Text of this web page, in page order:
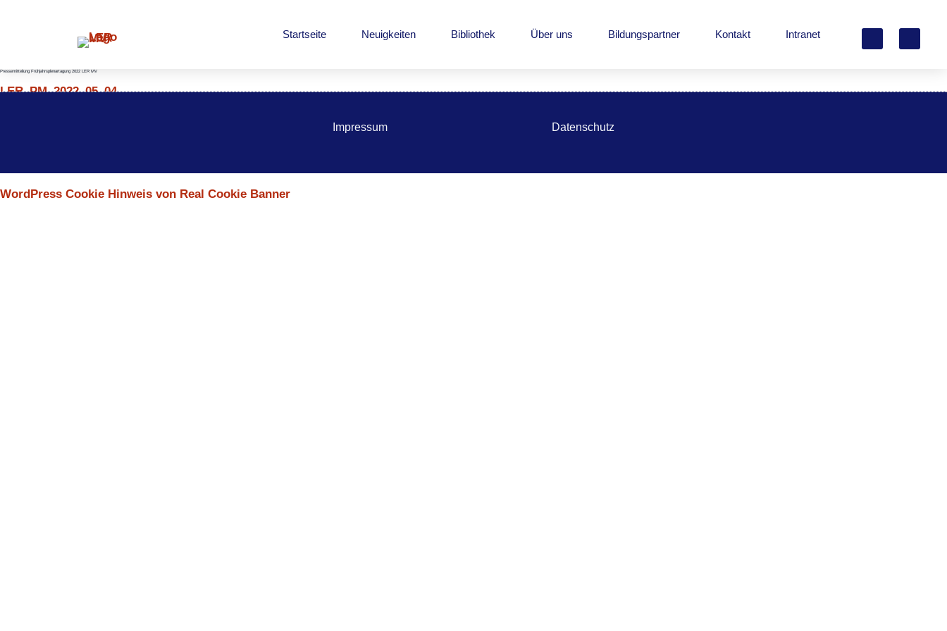
Startseite Neuigkeiten Bibliothek Über uns Bildungspartner Kontakt Intranet
Pressemitteilung Frühjahrsplenartagung 2022 LER MV
LER_PM_2022_05_04
Impressum Datenschutz
WordPress Cookie Hinweis von Real Cookie Banner